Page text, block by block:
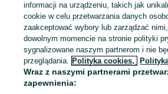
Mapa ministron
Popularne wyszukiwania
informacji na urządzeniu, takich jak
cookie w celu przetwarzania danych
zaakceptować wybory lub zarządzać
dowolnym momencie na stronie polityki
sygnalizowane naszym partnerom i nie
przeglądania. Polityka cookies,
Wraz z naszymi partnerami
zapewnienia: